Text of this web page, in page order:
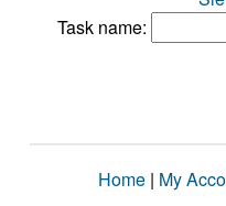
Task name:
Home | My